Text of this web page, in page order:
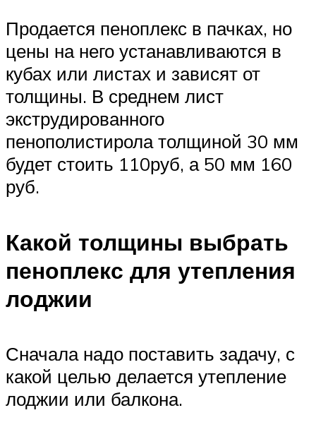
Продается пеноплекс в пачках, но
цены на него устанавливаются в
кубах или листах и зависят от
толщины. В среднем лист
экструдированного
пенополистирола толщиной 30 мм
будет стоить 110руб, а 50 мм 160
руб.
Какой толщины выбрать
пеноплекс для утепления
лоджии
Сначала надо поставить задачу, с
какой целью делается утепление
лоджии или балкона.